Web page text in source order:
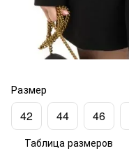
Размер
42 44 46
Таблица размеров